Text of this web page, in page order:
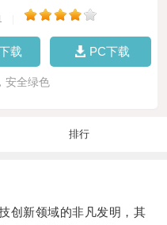
载 PC下载
安全绿色
排行
新领域的非凡发明，其